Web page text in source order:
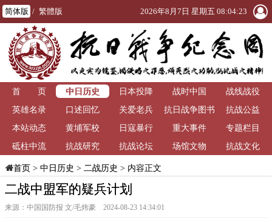
简体版 / 繁體版 2026年8月7日 星期五 08:04:23
首 页 中日历史 日本投降 战时中国
战线战役
英雄名录
口述回忆 关爱老兵
抗日战争图书
馆
抗战公益
本站动态
黄埔军校 日寇暴行 重大事件
专题栏目
砥柱中流
抗战研究 抗战论坛 场馆文物 抗战文化
首页> 中日历史 > 二战历史 > 内容正文
二战中盟军的疑兵计划
来源：中国国防报 文/毛炜豪 2024-08-23 14:34:01